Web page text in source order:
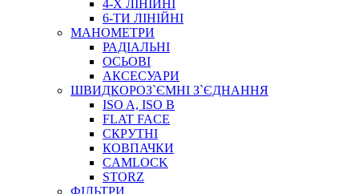
АВТОХІМІЯ
ДОМКРАТИ
НАБОРИ ЗАПОБІЖНИКІВ, КЛЕМ, АКСЕСУАРІВ
НАСОСИ, КОМПРЕСОРИ, МАНОМЕТРИ
ПАСТА, АНТИСЕПТИК
ІНСТРУМЕНТ
4-Х ЛІНІЙНІ
6-ТИ ЛІНІЙНІ
МАНОМЕТРИ
РАДІАЛЬНІ
ОСЬОВІ
АКСЕСУАРИ
ШВИДКОРОЗ`ЄМНІ З`ЄДНАННЯ
ISO A, ISO B
FLAT FACE
СКРУТНІ
КОВПАЧКИ
CAMLOCK
STORZ
ФІЛЬТРИ